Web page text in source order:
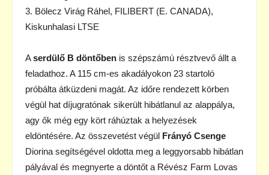
3. Bölecz Virág Ráhel, FILIBERT (E. CANADA),
Kiskunhalasi LTSE
Aserdülő B döntőben is szépszámú résztvevő állt a
feladathoz. A 115 cm-es akadályokon 23 startoló
próbálta átküzdeni magát. Az időre rendezett körben
végül hat díjugratónak sikerült hibátlanul az alappálya,
agy ők még egy kört ráhúztak a helyezések
eldöntésére. Az összevetést végül Frányó Csenge
Diorina segítségével oldotta meg a leggyorsabb hibátlan
pályával és megnyerte a döntőt a Révész Farm Lovas